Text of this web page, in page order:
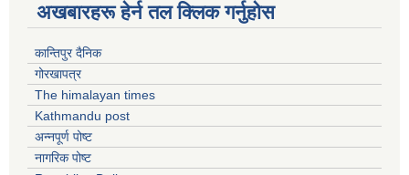
अखबारहरू हेर्न तल क्लिक गर्नुहोस
कान्तिपुर दैनिक
गोरखापत्र
The himalayan times
Kathmandu post
अन्नपूर्ण पोष्ट
नागरिक पोष्ट